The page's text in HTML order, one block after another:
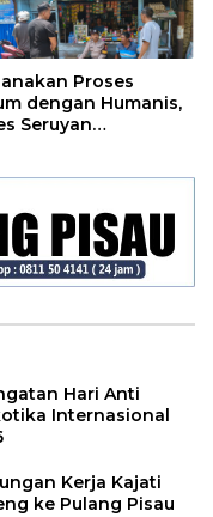
Proses
dengan Humanis,
Seruyan
Hari Anti
Internasional
Kerja Kajati
ke Pulang Pisau